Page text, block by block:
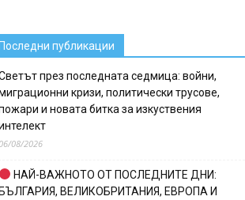
публикации
през последната седмица: войни,
кризи, политически трусове,
и новата битка за изкуствения
08/2026
НАЙ-ВАЖНОТО ОТ ПОСЛЕДНИТЕ ДНИ:
ВЕЛИКОБРИТАНИЯ, ЕВРОПА И